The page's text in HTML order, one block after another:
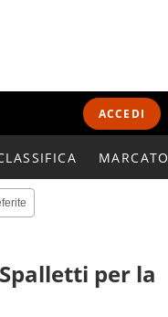
ACCEDI
per la